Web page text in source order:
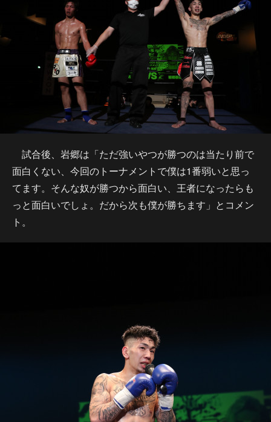
試合後、岩郷は「ただ強いやつが勝つのは当たり前で
面白くない、今回のトーナメントで僕は1番弱いと思っ
てます。そんな奴が勝つから面白い、王者になったらも
っと面白いでしょ。だから次も僕が勝ちます」とコメン
ト。